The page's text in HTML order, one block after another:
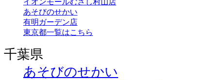
イオンモールむさし村山店
あそびのせかい
有明ガーデン店
東京都一覧はこちら
千葉県
あそびのせかい